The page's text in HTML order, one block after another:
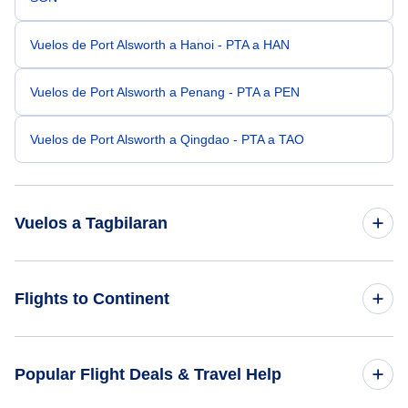
Vuelos de Port Alsworth a Hanoi - PTA a HAN
Vuelos de Port Alsworth a Penang - PTA a PEN
Vuelos de Port Alsworth a Qingdao - PTA a TAO
Vuelos a Tagbilaran
Vuelos de Seattle a Tagbilaran - SEA a TAG
Flights to Continent
Popular Flight Deals & Travel Help